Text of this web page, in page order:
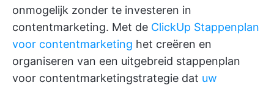
onmogelijk zonder te investeren in
contentmarketing. Met de ClickUp Stappenplan
voor contentmarketing het creëren en
organiseren van een uitgebreid stappenplan
voor contentmarketingstrategie dat uw